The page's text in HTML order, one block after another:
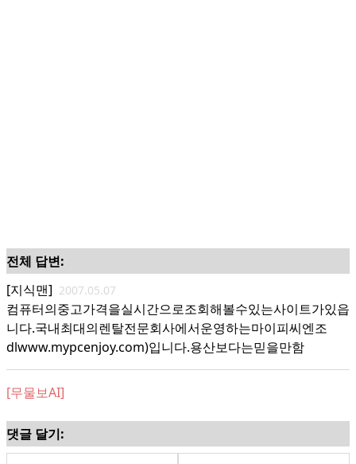
전체 답변:
[지식맨] 2007.05.07
컴퓨터의중고가격을실시간으로조회해볼수있는사이트가있읍
니다.국내최대의렌탈전문회사에서운영하는마이피씨엔조
dlwww.mypcenjoy.com)입니다.용산보다는믿을만함
[무물보AI]
댓글 달기: